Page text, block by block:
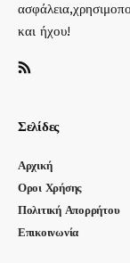
και ήχου!
Σελίδες
Αρχική
Οροι Χρήσης
Πολιτική Απορρήτου
Επικοινωνία